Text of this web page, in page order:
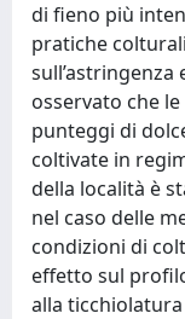
di fieno più
pratiche
osservato che
punteggi di
coltivate in
della località è
nel caso delle
condizioni di
effetto sul
alla